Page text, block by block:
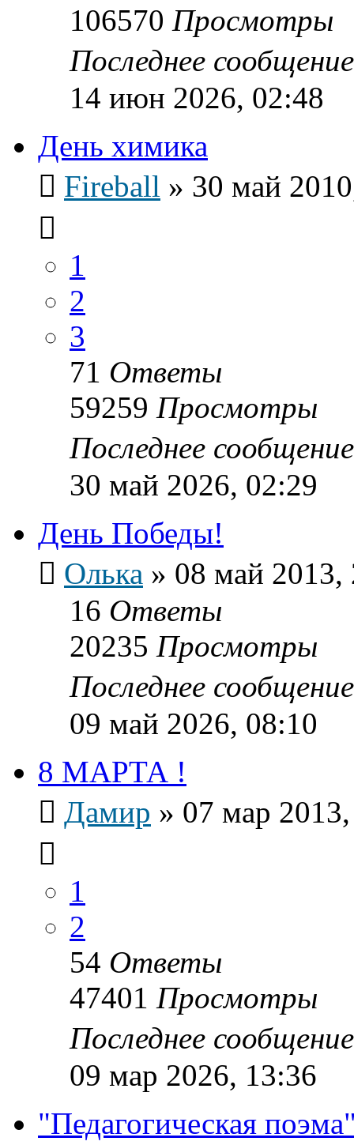
106570 Просмотры
Последнее
14 июн 2026, 02:48
День химика
Fireball » 30 май
1
2
3
71 Ответы
59259 Просмотры
Последнее
30 май 2026, 02:29
День Победы!
Олька » 08 май 2013,
16 Ответы
20235 Просмотры
Последнее
09 май 2026, 08:10
8 МАРТА !
Дамир » 07 мар
1
2
54 Ответы
47401 Просмотры
Последнее
09 мар 2026, 13:36
"Педагогическая